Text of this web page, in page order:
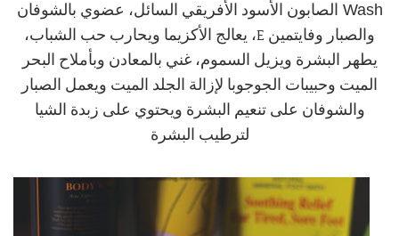
Wash الصابون الأسود الأفريقي السائل، عضوي بالشوفان
والصبار وفايتمين E، يعالج الأكزيما ويحارب حب الشباب،
يطهر البشرة ويزيل السموم، غني بالمعادن وبأملاح البحر
الميت وحبيبات الجوجوبا لإزالة الجلد الميت ويعمل الصبار
والشوفان على تنعيم البشرة ويحتوي على زبدة الشيا
لترطيب البشرة